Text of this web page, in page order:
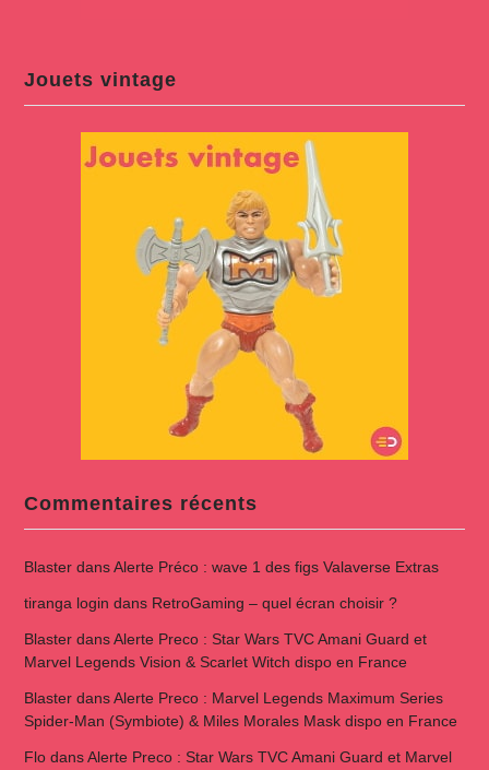
Jouets vintage
Commentaires récents
BlasterdansAlerte Préco : wave 1 des figs Valaverse Extras
tiranga login dans RetroGaming – quel écran choisir ?
BlasterdansAlerte Preco : Star Wars TVC Amani Guard et
Marvel Legends Vision & Scarlet Witch dispo en France
BlasterdansAlerte Preco : Marvel Legends Maximum Series
Spider-Man (Symbiote) & Miles Morales Mask dispo en France
FlodansAlerte Preco : Star Wars TVC Amani Guard et Marvel